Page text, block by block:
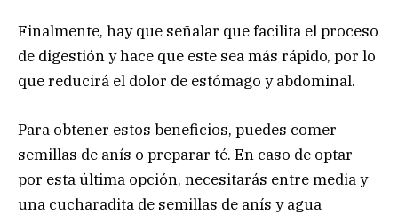
Finalmente, hay que señalar que facilita el proceso
de digestión y hace que este sea más rápido, por lo
que reducirá el dolor de estómago y abdominal.
Para obtener estos beneficios, puedes comer
semillas de anís o preparar té. En caso de optar
por esta última opción, necesitarás entre media y
una cucharadita de semillas de anís y agua